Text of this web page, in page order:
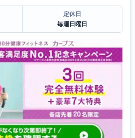
定休日
毎週日曜日